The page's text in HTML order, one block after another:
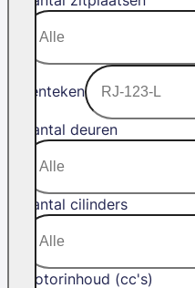
Kenteken
Aantal deuren
Aantal cilinders
Motorinhoud (cc's)